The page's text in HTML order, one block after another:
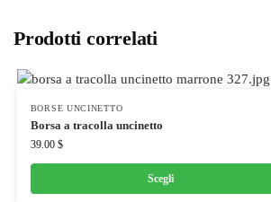
Prodotti correlati
BORSE UNCINETTO
Borsa a tracolla uncinetto
39.00 $
Scegli